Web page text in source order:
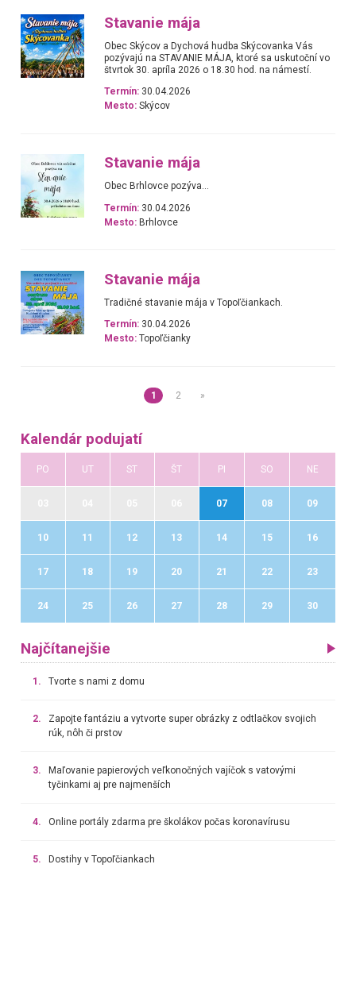
Stavanie mája
Obec Skýcov a Dychová hudba Skýcovanka Vás
pozývajú na STAVANIE MÁJA, ktoré sa uskutoční vo
štvrtok 30. apríla 2026 o 18.30 hod. na námestí.
Termín: 30.04.2026
Mesto: Skýcov
Stavanie mája
Obec Brhlovce pozýva...
Termín: 30.04.2026
Mesto: Brhlovce
Stavanie mája
Tradičné stavanie mája v Topoľčiankach.
Termín: 30.04.2026
Mesto: Topoľčianky
1 2 »
Kalendár podujatí
PO UT ST ŠT PI SO NE
07 08 09
10 11 12 13 14 15 16
17 18 19 20 21 22 23
24 25 26 27 28 29 30
Najčítanejšie
1. Tvorte s nami z domu
2.
Zapojte fantáziu a vytvorte super obrázky z odtlačkov svojich
rúk, nôh či prstov
3.
Maľovanie papierových veľkonočných vajíčok s vatovými
tyčinkami aj pre najmenších
4. Online portály zdarma pre školákov počas koronavírusu
5. Dostihy v Topoľčiankach